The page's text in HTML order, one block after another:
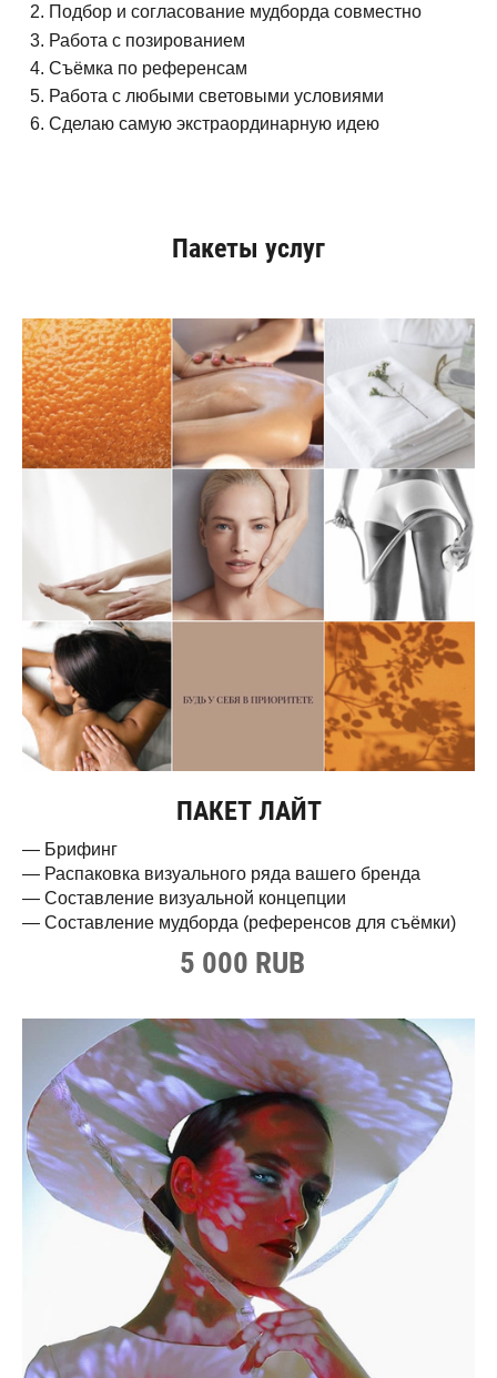
Подбор и согласование мудборда совместно
Работа с позированием
Съёмка по референсам
Работа с любыми световыми условиями
Сделаю самую экстраординарную идею
Пакеты услуг
ПАКЕТ ЛАЙТ
— Брифинг
— Распаковка визуального ряда вашего бренда
— Составление визуальной концепции
— Составление мудборда (референсов для съёмки)
5 000 RUB